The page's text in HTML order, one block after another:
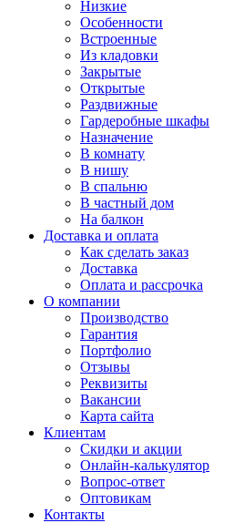
Низкие
Особенности
Встроенные
Из кладовки
Закрытые
Открытые
Раздвижные
Гардеробные шкафы
Назначение
В комнату
В нишу
В спальню
В частный дом
На балкон
Доставка и оплата
Как сделать заказ
Доставка
Оплата и рассрочка
О компании
Производство
Гарантия
Портфолио
Отзывы
Реквизиты
Вакансии
Карта сайта
Клиентам
Скидки и акции
Онлайн-калькулятор
Вопрос-ответ
Оптовикам
Контакты